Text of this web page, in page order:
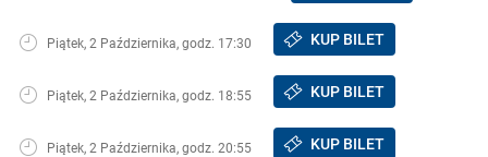
Piątek, 2 Października, godz. 17:30 KUP BILET
Piątek, 2 Października, godz. 18:55 KUP BILET
Piątek, 2 Października, godz. 20:55 KUP BILET